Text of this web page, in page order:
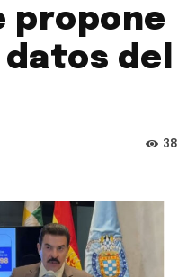
propone
del
38